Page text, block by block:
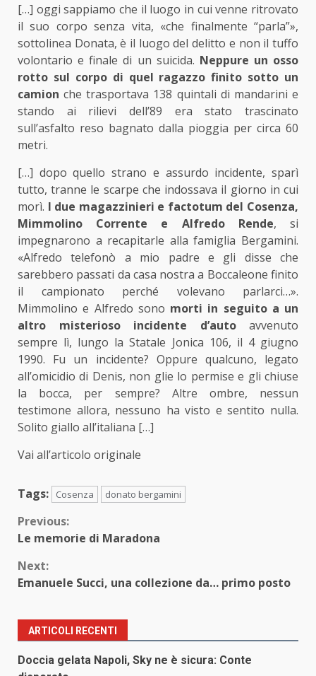
[…] oggi sappiamo che il luogo in cui venne ritrovato
il suo corpo senza vita, «che finalmente “parla”»,
sottolinea Donata, è il luogo del delitto e non il tuffo
volontario e finale di un suicida. Neppure un osso
rotto sul corpo di quel ragazzo finito sotto un
camionche trasportava 138 quintali di mandarini e
stando ai rilievi dell’89 era stato trascinato
sull’asfalto reso bagnato dalla pioggia per circa 60
metri.
[…] dopo quello strano e assurdo incidente, sparì
tutto, tranne le scarpe che indossava il giorno in cui
morì. I due magazzinieri e factotum del Cosenza,
Mimmolino Corrente e Alfredo Rende, si
impegnarono a recapitarle alla famiglia Bergamini.
«Alfredo telefonò a mio padre e gli disse che
sarebbero passati da casa nostra a Boccaleone finito
il campionato perché volevano parlarci…».
Mimmolino e Alfredo sono morti in seguito a un
altro misterioso incidente d’auto avvenuto
sempre lì, lungo la Statale Jonica 106, il 4 giugno
1990. Fu un incidente? Oppure qualcuno, legato
all’omicidio di Denis, non glie lo permise e gli chiuse
la bocca, per sempre? Altre ombre, nessun
testimone allora, nessuno ha visto e sentito nulla.
Solito giallo all’italiana […]
Vai all’articolo originale
Tags: Cosenza donato bergamini
Continue
Previous:
Le memorie di Maradona
Next:
Emanuele Succi, una collezione da… primo posto
ARTICOLI RECENTI
Doccia gelata Napoli, Sky ne è sicura: Conte